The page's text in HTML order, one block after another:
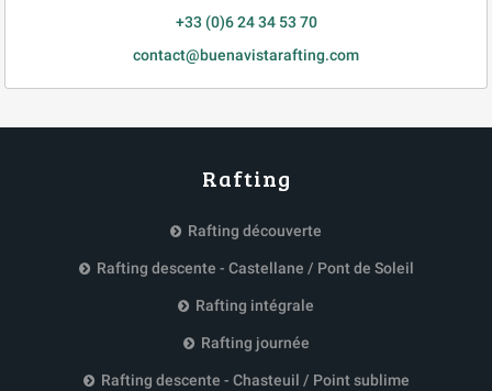
+33 (0)6 24 34 53 70
contact@buenavistarafting.com
Rafting
Rafting découverte
Rafting descente - Castellane / Pont de Soleil
Rafting intégrale
Rafting journée
Rafting descente - Chasteuil / Point sublime